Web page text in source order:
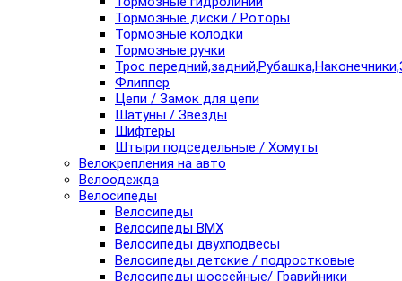
Тормозные диски / Роторы
Тормозные колодки
Тормозные ручки
Трос
Флиппер
Цепи / Замок для цепи
Шатуны / Звезды
Шифтеры
Штыри подседельные / Хомуты
Велокрепления на авто
Велоодежда
Велосипеды
Велосипеды
Велосипеды BMX
Велосипеды двухподвесы
Велосипеды детские / подростковые
Велосипеды шоссейные/ Гравийники